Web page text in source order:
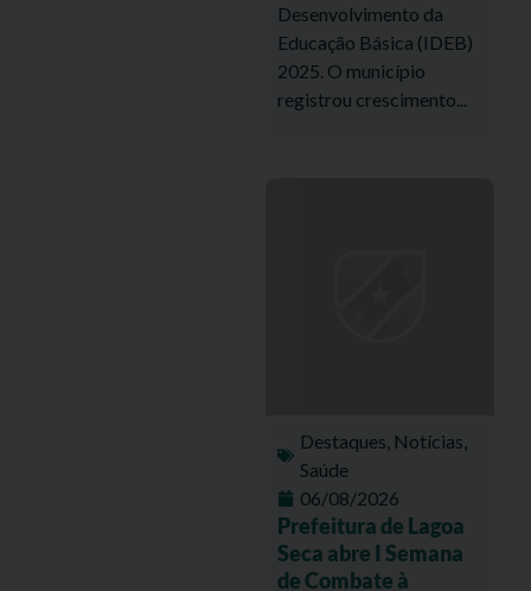
Desenvolvimento da
Educação Básica (IDEB)
2025. O município
registrou crescimento...
Destaques, Notícias,
Saúde
06/08/2026
Prefeitura de Lagoa
Seca abre I Semana
de Combate à